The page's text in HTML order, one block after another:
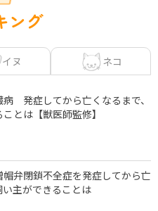
ング
イヌ ネコ
病 発症してから亡くなるまで、
とは【獣医師監修】
弁閉鎖不全症を発症してから亡
い主ができることは